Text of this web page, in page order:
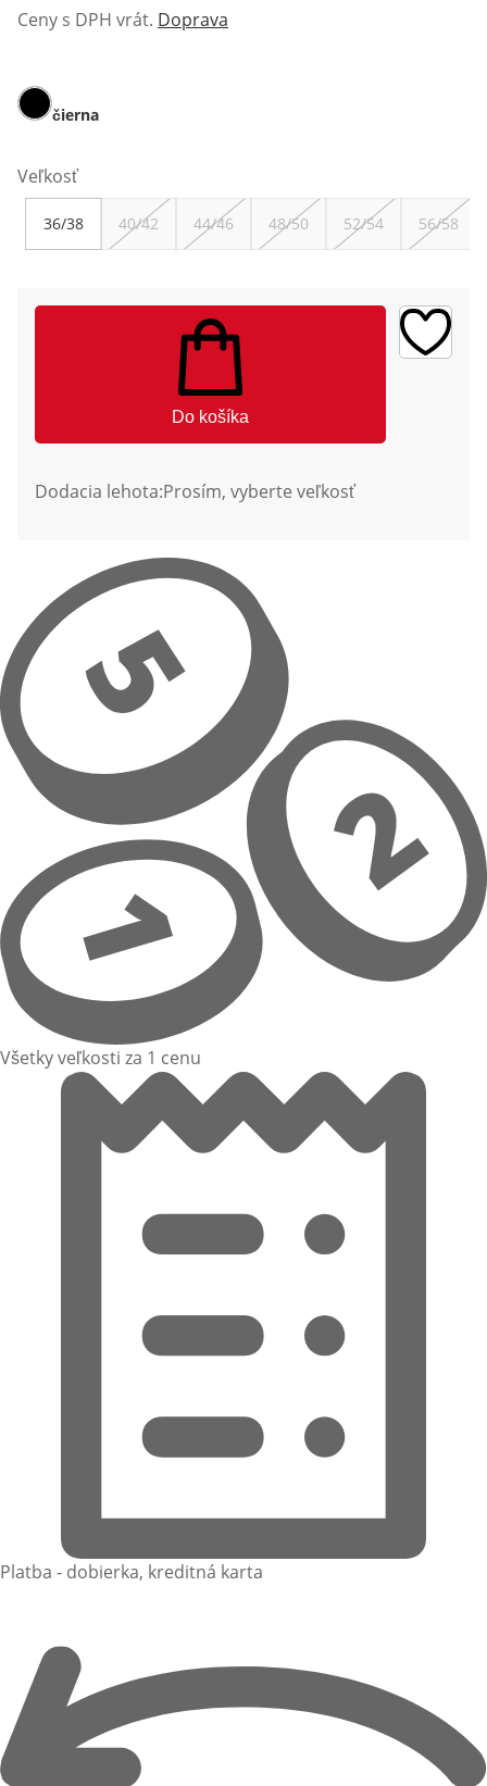
Ceny s DPH vrát. Doprava
čierna
Veľkosť
36/38 40/42 44/46 48/50 52/54 56/58
Do košíka
Dodacia lehota:Prosím, vyberte veľkosť
Všetky veľkosti za 1 cenu
Platba - dobierka, kreditná karta